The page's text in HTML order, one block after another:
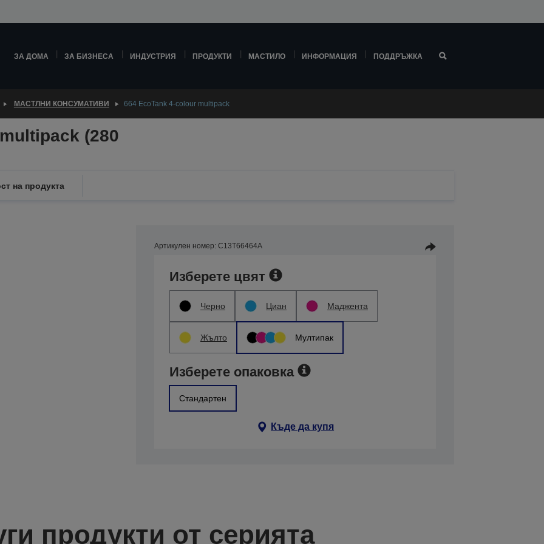
ЗА ДОМА ЗА БИЗНЕСА ИНДУСТРИЯ ПРОДУКТИ МАСТИЛО ИНФОРМАЦИЯ ПОДДРЪЖКА
МАСТЛНИ КОНСУМАТИВИ 664 EcoTank 4-colour multipack
(280
на продукта
Артикулен номер: C13T66464A
Изберете цвят
Черно Циан Маджента
Жълто Мултипак
Изберете опаковка
Стандартен
Къде да купя
продукти от серията